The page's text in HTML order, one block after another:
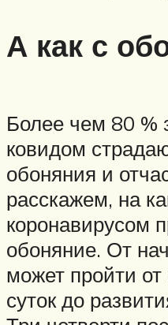
А как с
Более чем 80 %
ковидом
обоняния и
расскажем, на
коронавирусом
обоняние. От
может пройти
суток до